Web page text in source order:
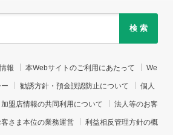
検 索
報 本Webサイトのご利用にあたって We
勧誘方針・預金誤認防止について 個人
加盟店情報の共同利用について 法人等のお客
客さま本位の業務運営 利益相反管理方針の概